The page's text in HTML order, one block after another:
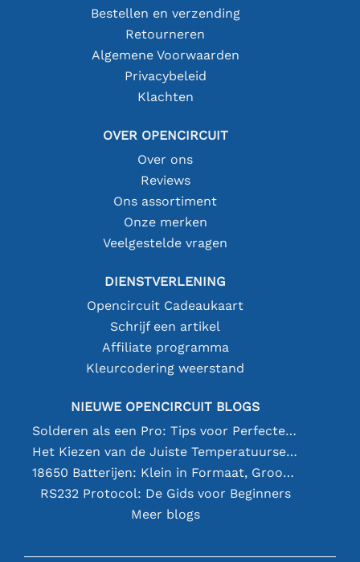
Bestellen en verzending
Retourneren
Algemene Voorwaarden
Privacybeleid
Klachten
OVER OPENCIRCUIT
Over ons
Reviews
Ons assortiment
Onze merken
Veelgestelde vragen
DIENSTVERLENING
Opencircuit Cadeaukaart
Schrijf een artikel
Affiliate programma
Kleurcodering weerstand
NIEUWE OPENCIRCUIT BLOGS
Solderen als een Pro: Tips voor Perfecte Elektronische Verbindingen
Het Kiezen van de Juiste Temperatuursensor [youtube]
18650 Batterijen: Klein in Formaat, Groot in Prestatie
RS232 Protocol: De Gids voor Beginners
Meer blogs